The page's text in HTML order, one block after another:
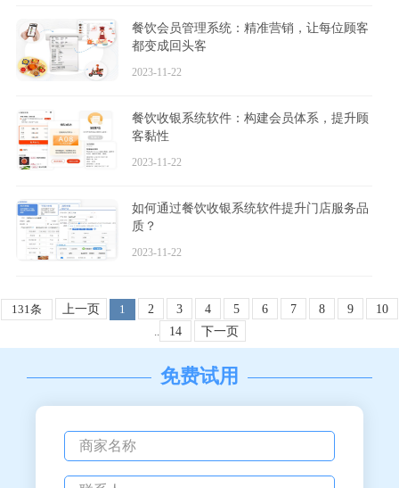
餐饮会员管理系统：精准营销，让每位顾客
都变成回头客
2023-11-22
餐饮收银系统软件：构建会员体系，提升顾
客黏性
2023-11-22
如何通过餐饮收银系统软件提升门店服务品
质？
2023-11-22
131条 上一页 1 2 3 4 5 6 7 8 9 10
14 下一页
免费试用